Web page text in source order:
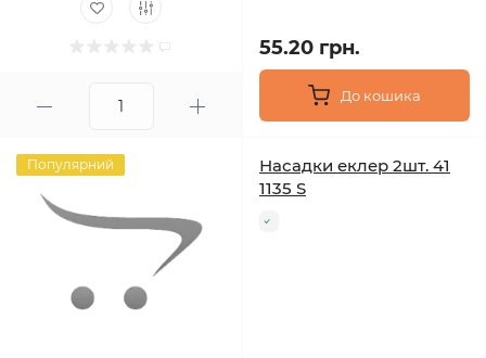
55.20 грн.
До кошика
Популярний
Насадки еклер 2шт. 41
1135 S